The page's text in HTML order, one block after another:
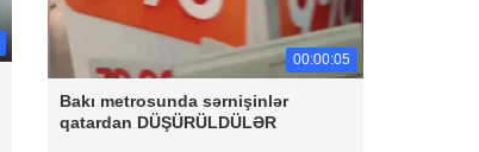
00:00:05
Bakı metrosunda sərnişinlər
qatardan DÜŞÜRÜLDÜLƏR